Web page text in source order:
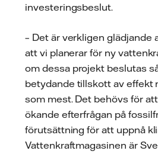
investeringsbeslut.
– Det är verkligen glädjande
att vi planerar för ny
om dessa projekt beslutas
betydande tillskott av effekt
som mest. Det behövs för
ökande efterfrågan på
förutsättning för att uppnå
Vattenkraftmagasinen är